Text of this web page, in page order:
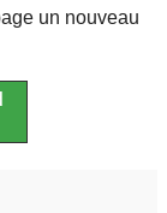
un nouveau